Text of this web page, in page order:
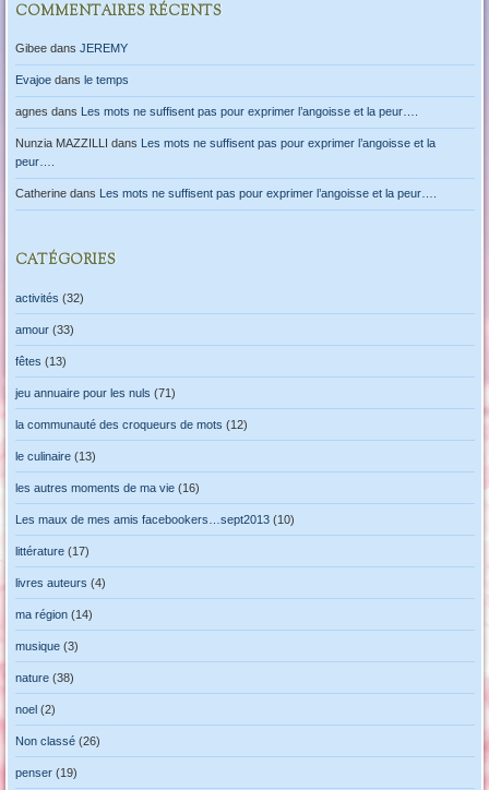
COMMENTAIRES RÉCENTS
Gibeedans JEREMY
Evajoedans le temps
agnes dans Les mots ne suffisent pas pour exprimer l’angoisse et la peur….
Nunzia MAZZILLI dans Les mots ne suffisent pas pour exprimer l’angoisse et la
peur….
Catherinedans Les mots ne suffisent pas pour exprimer l’angoisse et la peur….
CATÉGORIES
activités (32)
amour(33)
fêtes (13)
jeu annuaire pour les nuls (71)
la communauté des croqueurs de mots (12)
le culinaire(13)
les autres moments de ma vie(16)
Les maux de mes amis facebookers…sept2013(10)
littérature(17)
livres auteurs (4)
ma région(14)
musique(3)
nature(38)
noel(2)
Non classé(26)
penser(19)